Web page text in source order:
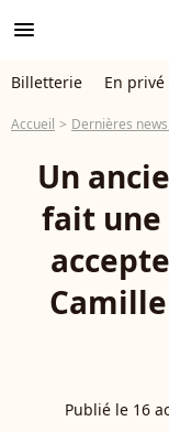
menu
Billetterie En privé
Accueil Dernières
Un
fait une
Publié le 16